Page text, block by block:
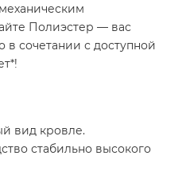
Полиэстер — вас
в сочетании с доступной
вид кровле.
стабильно высокого